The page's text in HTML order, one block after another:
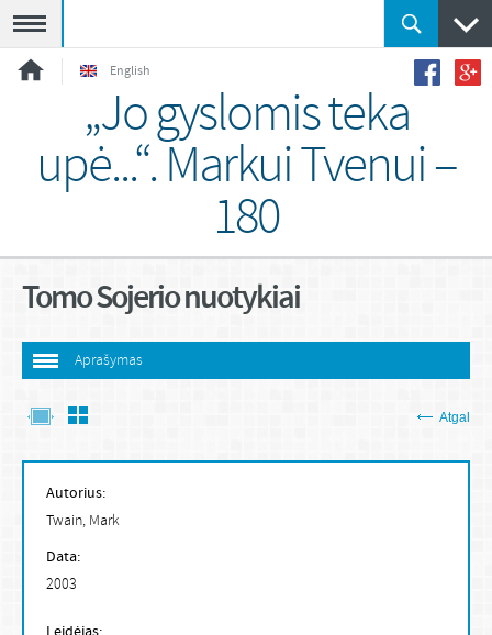
English
„Jo gyslomis teka
upė...“. Markui Tvenui –
180
Tomo Sojerio nuotykiai
Aprašymas
Atgal
Autorius:
Twain, Mark
Data:
2003